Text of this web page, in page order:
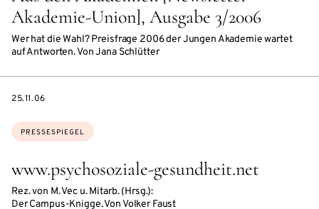
Akademie-Union], Ausgabe 3/2006
Wer hat die Wahl? Preisfrage 2006 der Jungen Akademie wartet
auf Antworten. Von Jana Schlütter
www.psychosoziale-gesundheit.net
Rez. von M. Vec u. Mitarb. (Hrsg.):
Der Campus-Knigge. Von Volker Faust
Themen:
PRESSESPIEGEL
DATE
25.11.06